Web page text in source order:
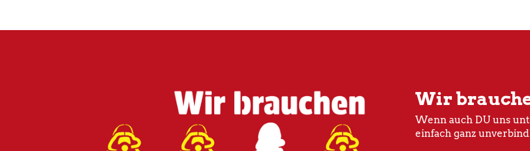
Wir
Wenn auch DU uns
einfach ganz